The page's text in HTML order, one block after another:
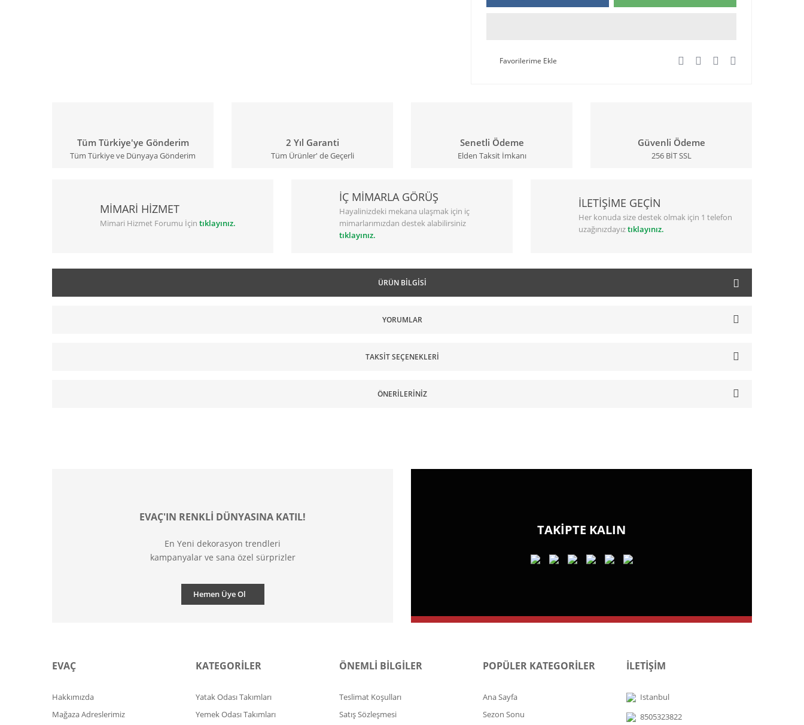
Tüm Türkiye'ye Gönderim
Tüm Türkiye ve Dünyaya Gönderim
2 Yıl Garanti
Tüm Ürünler' de Geçerli
Senetli Ödeme
Elden Taksit İmkanı
Güvenli Ödeme
256 BİT SSL
MİMARİ HİZMET
Mimari Hizmet Forumu İçin tıklayınız.
İÇ MİMARLA GÖRÜŞ
Hayalinizdeki mekana ulaşmak için iç
mimarlarımızdan destek alabilirsiniz
tıklayınız.
İLETİŞİME GEÇİN
Her konuda size destek olmak için 1 telefon
uzağınızdayıztıklayınız.
ÜRÜN BILGISI
YORUMLAR
TAKSIT SEÇENEKLERI
ÖNERILERINIZ
EVAÇ'IN RENKLİ DÜNYASINA KATIL!
En Yeni dekorasyon trendleri
kampanyalar ve sana özel sürprizler
Hemen Üye Ol
TAKİPTE KALIN
EVAÇ
Hakkımızda
Mağaza Adreslerimiz
KATEGORİLER
Yatak Odası Takımları
Yemek Odası Takımları
ÖNEMLİ BİLGİLER
Teslimat Koşulları
Satış Sözleşmesi
POPÜLER KATEGORİLER
Ana Sayfa
Sezon Sonu
İLETİŞİM
Istanbul
8505323822